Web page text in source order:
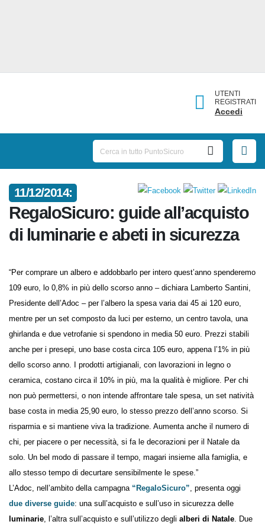
UTENTI
REGISTRATI
Accedi
11/12/2014:
RegaloSicuro: guide all’acquisto
di luminarie e abeti in sicurezza
“Per comprare un albero e addobbarlo per intero quest’anno
spenderemo 109 euro, lo 0,8% in più dello scorso anno – dichiara
Lamberto Santini, Presidente dell’Adoc – per l’albero la spesa varia dai
45 ai 120 euro, mentre per un set composto da luci per esterno, un
centro tavola, una ghirlanda e due vetrofanie si spendono in media 50
euro. Prezzi stabili anche per i presepi, uno base costa circa 105 euro,
appena l’1% in più dello scorso anno. I prodotti artigianali, con
lavorazioni in legno o ceramica, costano circa il 10% in più, ma la
qualità è migliore. Per chi non può permettersi, o non intende
affrontare tale spesa, un set natività base costa in media 25,90 euro, lo
stesso prezzo dell’anno scorso. Si risparmia e si mantiene viva la
tradizione. Aumenta anche il numero di chi, per piacere o per
necessità, si fa le decorazioni per il Natale da solo. Un bel modo di
passare il tempo, magari insieme alla famiglia, e allo stesso tempo di
decurtare sensibilmente le spese.”
L’Adoc, nell’ambito della campagna